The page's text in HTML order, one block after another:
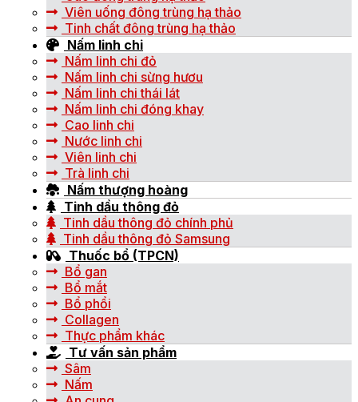
Viên uống đông trùng hạ thảo
Tinh chất đông trùng hạ thảo
Nấm linh chi
Nấm linh chi đỏ
Nấm linh chi sừng hươu
Nấm linh chi thái lát
Nấm linh chi đóng khay
Cao linh chi
Nước linh chi
Viên linh chi
Trà linh chi
Nấm thượng hoàng
Tinh dầu thông đỏ
Tinh dầu thông đỏ chính phủ
Tinh dầu thông đỏ Samsung
Thuốc bổ (TPCN)
Bổ gan
Bổ mắt
Bổ phổi
Collagen
Thực phẩm khác
Tư vấn sản phẩm
Sâm
Nấm